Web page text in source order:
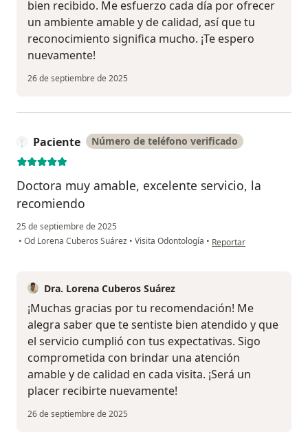
bien recibido. Me esfuerzo cada día por ofrecer
un ambiente amable y de calidad, así que tu
reconocimiento significa mucho. ¡Te espero
nuevamente!
26 de septiembre de 2025
Paciente Número de teléfono verificado
Doctora muy amable, excelente servicio, la
recomiendo
25 de septiembre de 2025
• Od Lorena Cuberos Suárez • Visita Odontología • en opinión del usuario
Reportar
Dra. Lorena Cuberos Suárez
¡Muchas gracias por tu recomendación! Me
alegra saber que te sentiste bien atendido y que
el servicio cumplió con tus expectativas. Sigo
comprometida con brindar una atención
amable y de calidad en cada visita. ¡Será un
placer recibirte nuevamente!
26 de septiembre de 2025